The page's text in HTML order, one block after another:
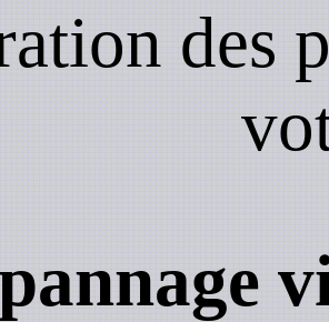
des